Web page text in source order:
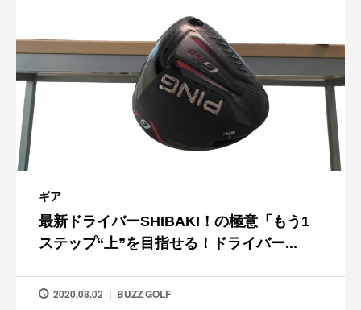
ギア
最新ドライバーSHIBAKI！の極意「もう1
ステップ“上”を目指せる！ドライバー...
2020.08.02 BUZZ GOLF